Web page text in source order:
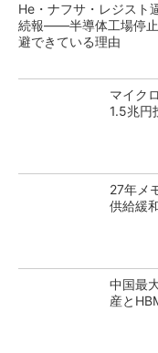
He・ナフサ・レジスト
続報――半導体工場停
避できている理由
マイク
1.5兆円
27年メ
供給緩
中国最
産と